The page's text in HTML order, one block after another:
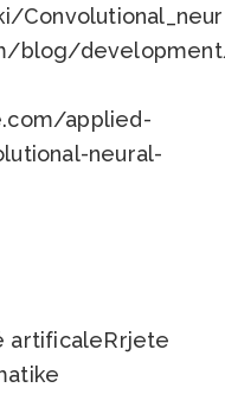
blog/
applied-
neural-
artificaleRrjete